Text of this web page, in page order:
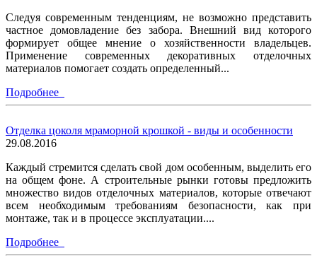
Следуя современным тенденциям, не возможно представить
частное домовладение без забора. Внешний вид которого
формирует общее мнение о хозяйственности владельцев.
Применение современных декоративных отделочных
материалов помогает создать определенный...
Подробнее
Отделка цоколя мраморной крошкой - виды и особенности
29.08.2016
Каждый стремится сделать свой дом особенным, выделить его
на общем фоне. А строительные рынки готовы предложить
множество видов отделочных материалов, которые отвечают
всем необходимым требованиям безопасности, как при
монтаже, так и в процессе эксплуатации....
Подробнее